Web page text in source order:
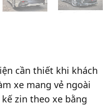
cần thiết khi khách
xe mang vẻ ngoài
zin theo xe bằng